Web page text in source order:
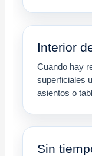
Interior
Cuando hay
superficiales
asientos o
Sin